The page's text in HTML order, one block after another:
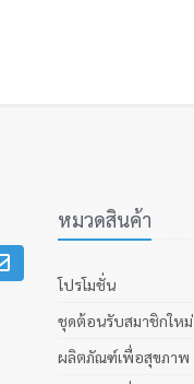
หมวดสินค้า
โปรโมชั่น
ชุดต้อนรับสมาชิกใหม่
ผลิตภัณฑ์เพื่อสุขภาพ